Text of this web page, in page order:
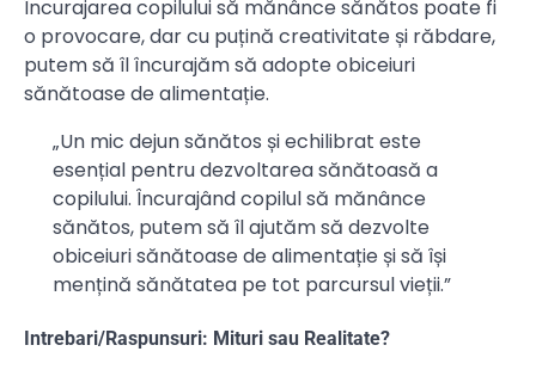
Încurajarea copilului să mănânce sănătos poate fi
o provocare, dar cu puțină creativitate și răbdare,
putem să îl încurajăm să adopte obiceiuri
sănătoase de alimentație.
„Un mic dejun sănătos și echilibrat este
esențial pentru dezvoltarea sănătoasă a
copilului. Încurajând copilul să mănânce
sănătos, putem să îl ajutăm să dezvolte
obiceiuri sănătoase de alimentație și să își
mențină sănătatea pe tot parcursul vieții.”
Intrebari/Raspunsuri: Mituri sau Realitate?